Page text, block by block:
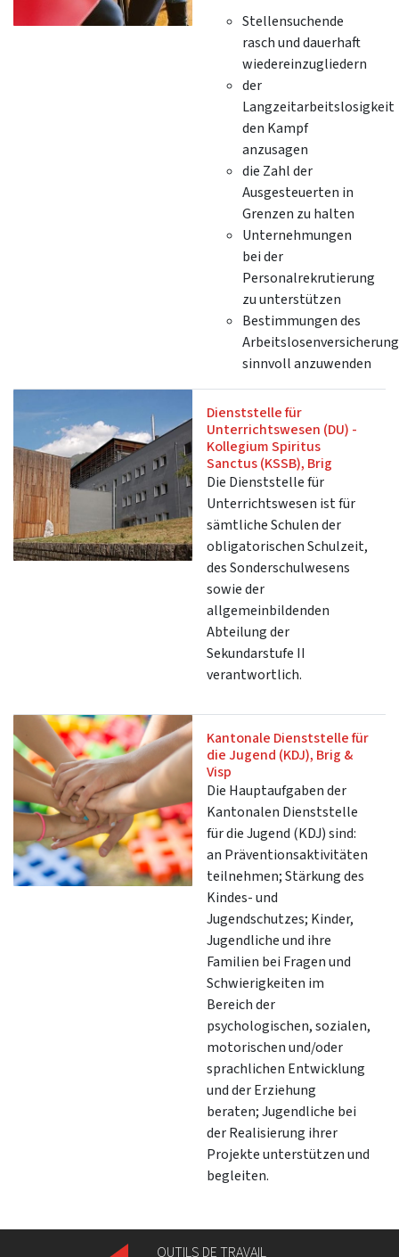
Stellensuchende
rasch und dauerhaft
wiedereinzugliedern
der
Langzeitarbeitslosigkeit
den Kampf
anzusagen
die Zahl der
Ausgesteuerten in
Grenzen zu halten
Unternehmungen
bei der
Personalrekrutierung
zu unterstützen
Bestimmungen des
sinnvoll anzuwenden
Dienststelle für
Unterrichtswesen (DU) -
Kollegium Spiritus
Sanctus (KSSB), Brig
Die Dienststelle für
Unterrichtswesen ist für
sämtliche Schulen der
obligatorischen Schulzeit,
des Sonderschulwesens
sowie der
allgemeinbildenden
Abteilung der
Sekundarstufe II
verantwortlich.
Kantonale Dienststelle für
die Jugend (KDJ), Brig &
Visp
Die Hauptaufgaben der
Kantonalen Dienststelle
für die Jugend (KDJ) sind:
an Präventionsaktivitäten
teilnehmen; Stärkung des
Kindes- und
Jugendschutzes; Kinder,
Jugendliche und ihre
Familien bei Fragen und
Schwierigkeiten im
Bereich der
psychologischen, sozialen,
motorischen und/oder
sprachlichen Entwicklung
und der Erziehung
beraten; Jugendliche bei
der Realisierung ihrer
Projekte unterstützen und
begleiten.
OUTILS DE TRAVAIL